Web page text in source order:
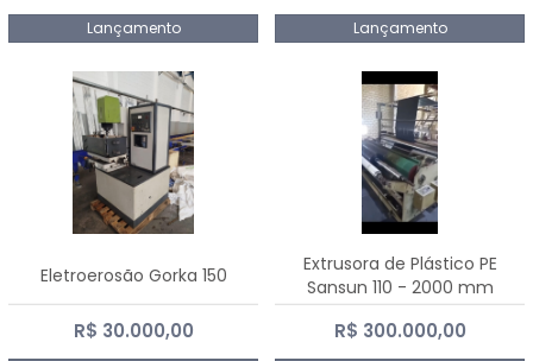
Lançamento Lançamento
Eletroerosão Gorka 150
R$ 30.000,00
Extrusora de Plástico PE
Sansun 110 - 2000 mm
R$ 300.000,00